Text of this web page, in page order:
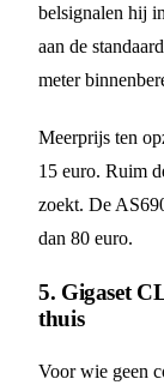
belsignalen hij
aan de
meter
Meerprijs ten
15 euro. Ruim
zoekt. De
dan 80 euro.
5. Gigaset
thuis
Voor wie geen